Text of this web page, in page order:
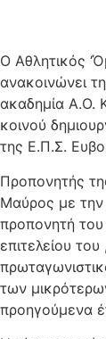
Ο Αθλητικός
ανακοινώνει
ακαδημία Α.Ο.
κοινού
της Ε.Π.Σ.
Προπονητής
Μαύρος με την
προπονητή
επιτελείου
των
προηγούμενα